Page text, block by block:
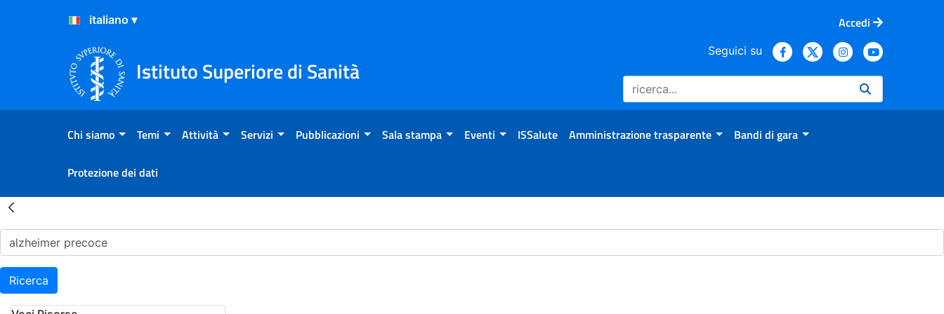
Salta al Contenuto
Salta al Footer
Accedi
Istituto Superiore di Sanità
Seguici su
Chi siamo Temi Attività Servizi Pubblicazioni Sala stampa Eventi ISSalute Amministrazione trasparente Bandi di gara
Protezione dei dati
Risultati della Ricerca - Home
Ricerca